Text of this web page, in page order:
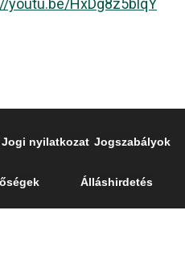
Jogi nyilatkozat Jogszabályok
Álláshirdetés